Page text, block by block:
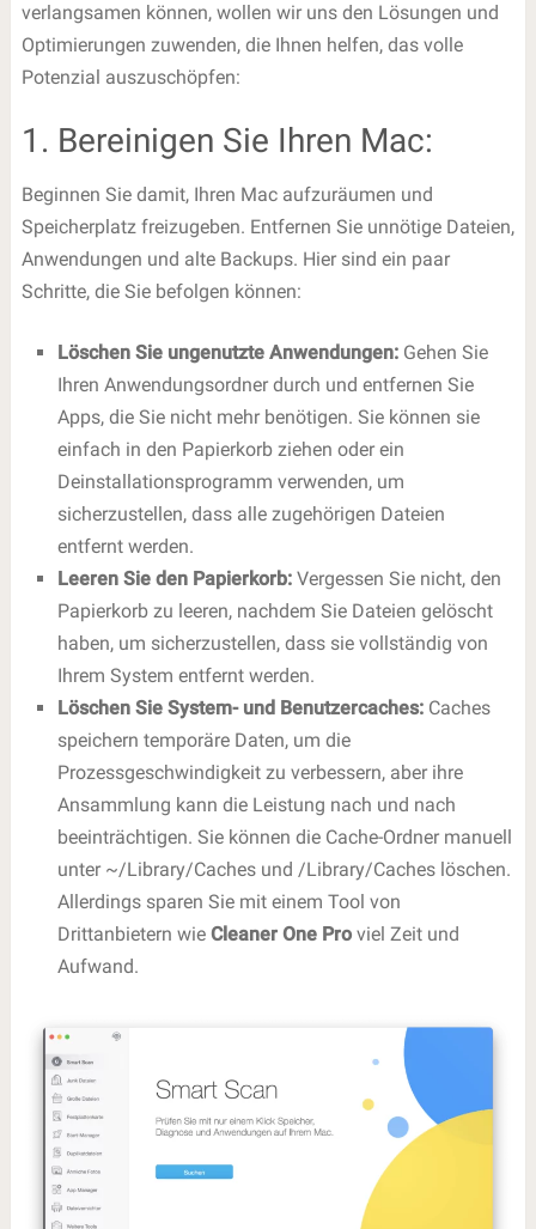
verlangsamen können, wollen wir uns den Lösungen und
Optimierungen zuwenden, die Ihnen helfen, das volle
Potenzial auszuschöpfen:
1. Bereinigen Sie Ihren Mac:
Beginnen Sie damit, Ihren Mac aufzuräumen und
Speicherplatz freizugeben. Entfernen Sie unnötige Dateien,
Anwendungen und alte Backups. Hier sind ein paar
Schritte, die Sie befolgen können:
Löschen Sie ungenutzte Anwendungen:Gehen Sie
Ihren Anwendungsordner durch und entfernen Sie
Apps, die Sie nicht mehr benötigen. Sie können sie
einfach in den Papierkorb ziehen oder ein
Deinstallationsprogramm verwenden, um
sicherzustellen, dass alle zugehörigen Dateien
entfernt werden.
Leeren Sie den Papierkorb:Vergessen Sie nicht, den
Papierkorb zu leeren, nachdem Sie Dateien gelöscht
haben, um sicherzustellen, dass sie vollständig von
Ihrem System entfernt werden.
Löschen Sie System- und Benutzercaches:Caches
speichern temporäre Daten, um die
Prozessgeschwindigkeit zu verbessern, aber ihre
Ansammlung kann die Leistung nach und nach
beeinträchtigen. Sie können die Cache-Ordner manuell
unter ~/Library/Caches und /Library/Caches löschen.
Allerdings sparen Sie mit einem Tool von
Drittanbietern wie Cleaner One Proviel Zeit und
Aufwand.